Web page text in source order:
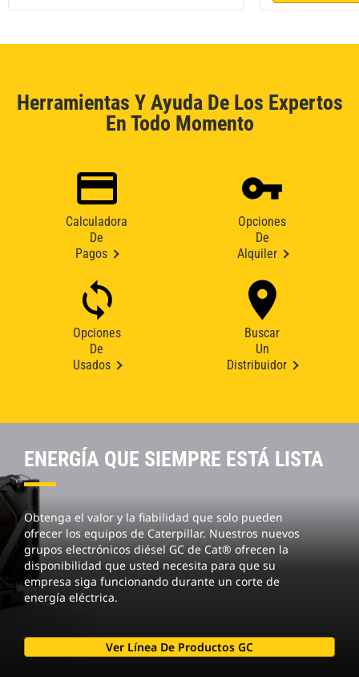
Herramientas Y Ayuda De Los Expertos
En Todo Momento
Calculadora
De
Pagos
Opciones
De
Alquiler
Opciones
De
Usados
Buscar
Un
Distribuidor
ENERGÍA QUE SIEMPRE ESTÁ LISTA
Obtenga el valor y la fiabilidad que solo pueden
ofrecer los equipos de Caterpillar. Nuestros nuevos
grupos electrónicos diésel GC de Cat® ofrecen la
disponibilidad que usted necesita para que su
empresa siga funcionando durante un corte de
energía eléctrica.
Ver Línea De Productos GC